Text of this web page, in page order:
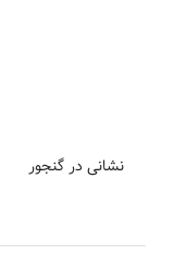
نشانی در گنجور